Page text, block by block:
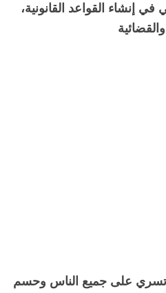
إنشاء القواعد القانونية،
تسري على جميع الناس وحسم